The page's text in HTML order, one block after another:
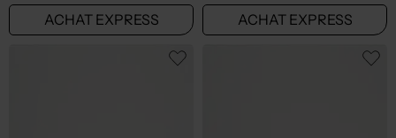
ACHAT EXPRESS ACHAT EXPRESS